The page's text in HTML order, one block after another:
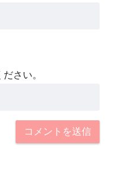
さい。